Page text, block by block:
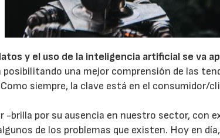
y el uso de la inteligencia artificial se va
una mejor comprensión de las
siempre, la clave está en el consumidor/
-brilla por su ausencia en nuestro sector, con
de los problemas que existen. Hoy en día,